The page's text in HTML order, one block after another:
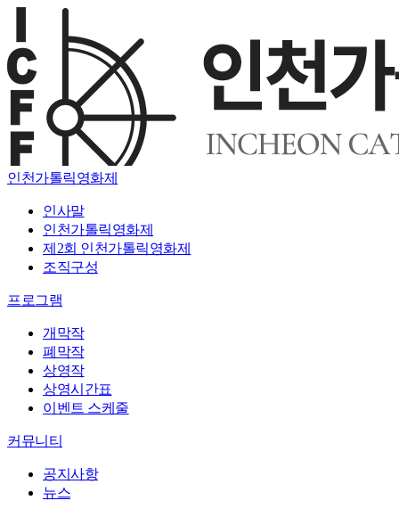
인천가톨릭영화제
인사말
인천가톨릭영화제
제2회 인천가톨릭영화제
조직구성
프로그램
개막작
폐막작
상영작
상영시간표
이벤트 스케줄
커뮤니티
공지사항
뉴스